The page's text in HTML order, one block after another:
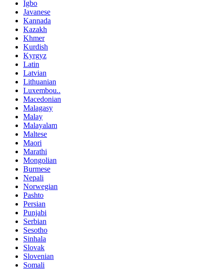
Igbo
Javanese
Kannada
Kazakh
Khmer
Kurdish
Kyrgyz
Latin
Latvian
Lithuanian
Luxembou..
Macedonian
Malagasy
Malay
Malayalam
Maltese
Maori
Marathi
Mongolian
Burmese
Nepali
Norwegian
Pashto
Persian
Punjabi
Serbian
Sesotho
Sinhala
Slovak
Slovenian
Somali